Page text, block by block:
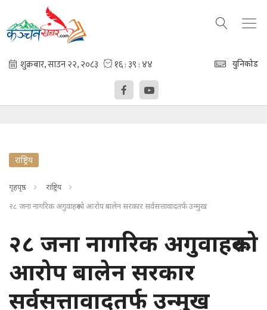
युनिकोड
राष्ट्रिय
गृहपृष्ठ
राष्ट्रिय
२८ जना नागरिक अगुवाहरूको आरोप बालेन सरकार सर्वसत्तावादतर्फ उन्मुख
२८ जना नागरिक अगुवाहरूको
आरोप बालेन सरकार
सर्वसत्तावादतर्फ उन्मुख